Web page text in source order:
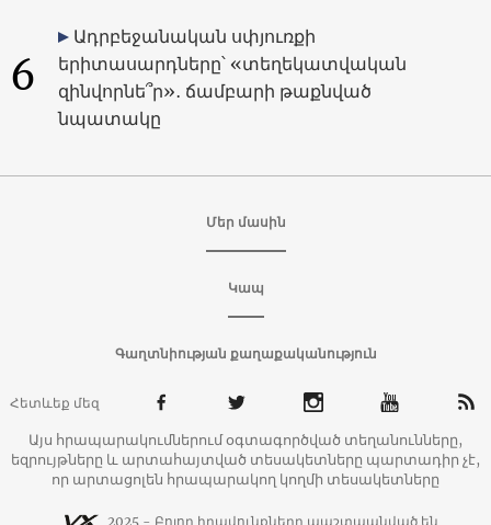
6
Ադրբեջանական սփյուռքի
երիտասարդները՝ «տեղեկատվական
զինվորնե՞ր»․ ճամբարի թաքնված
նպատակը
Մեր մասին
Կապ
Գաղտնիության քաղաքականություն
Հետևեք մեզ
Այս հրապարակումներում օգտագործված տեղանունները,
եզրույթները և արտահայտված տեսակետները պարտադիր չէ,
որ արտացոլեն հրապարակող կողմի տեսակետները
2025 - Բոլոր իրավունքները պաշտպանված են